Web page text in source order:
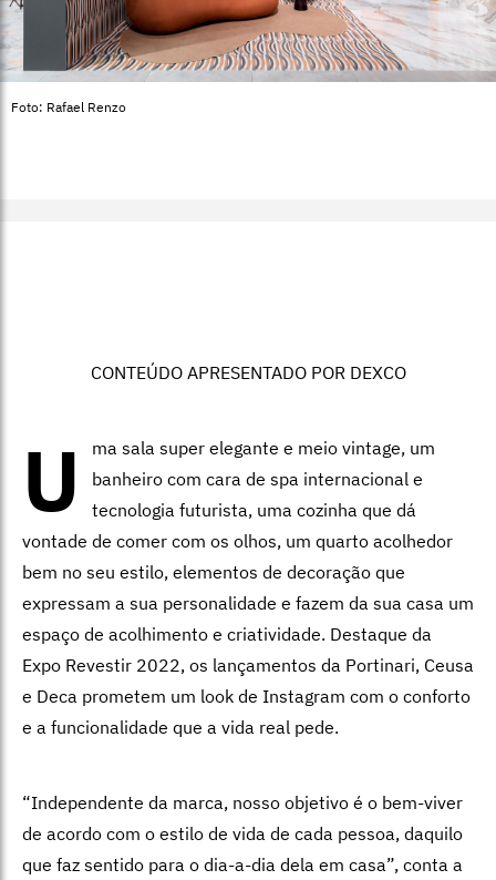
Foto: Rafael Renzo
CONTEÚDO APRESENTADO POR DEXCO
U
ma sala super elegante e meio vintage, um
banheiro com cara de spa internacional e
tecnologia futurista, uma cozinha que dá
vontade de comer com os olhos, um quarto acolhedor
bem no seu estilo, elementos de decoração que
expressam a sua personalidade e fazem da sua casa um
espaço de acolhimento e criatividade. Destaque da
Expo Revestir 2022, os lançamentos da Portinari, Ceusa
e Deca prometem um look de Instagram com o conforto
e a funcionalidade que a vida real pede.
“Independente da marca, nosso objetivo é o bem-viver
de acordo com o estilo de vida de cada pessoa, daquilo
que faz sentido para o dia-a-dia dela em casa”, conta a